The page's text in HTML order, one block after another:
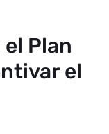
Plan
el